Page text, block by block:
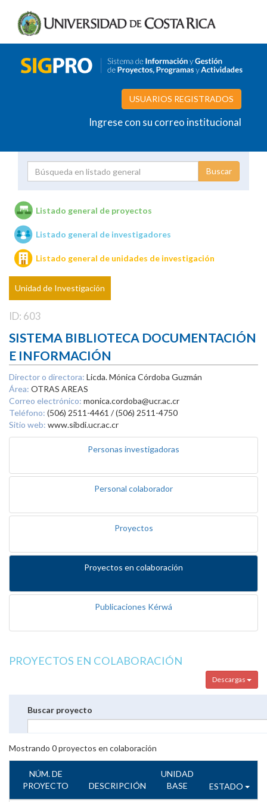
USUARIOS REGISTRADOS
Ingrese con su correo institucional
Unidades de investigación
Listado general de proyectos
Listado general de investigadores
Listado general de unidades de investigación
Unidad de Investigación
ID: 603
SISTEMA BIBLIOTECA DOCUMENTACIÓN
E INFORMACIÓN
Director o directora: Licda. Mónica Córdoba Guzmán
Área: OTRAS AREAS
Correo electrónico: monica.cordoba@ucr.ac.cr
Teléfono: (506) 2511-4461 / (506) 2511-4750
Sitio web: www.sibdi.ucr.ac.cr
Personas investigadoras
Personal colaborador
Proyectos
Proyectos en colaboración
Publicaciones Kérwá
PROYECTOS EN COLABORACIÓN
Descargas
Buscar proyecto
Mostrando 0proyectos en colaboración
NÚM. DE
PROYECTO
DESCRIPCIÓN
UNIDAD
BASE
ESTADO